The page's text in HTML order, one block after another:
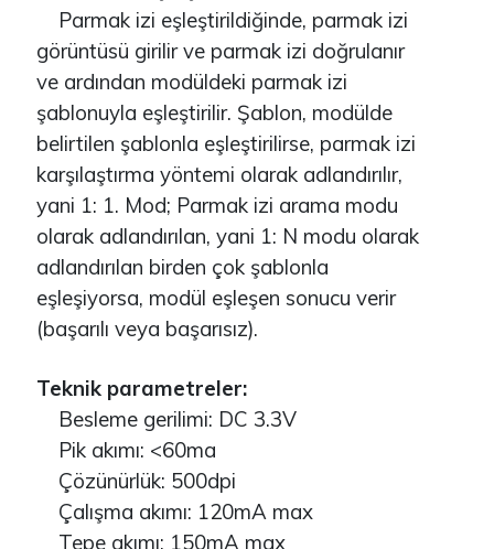
Parmak izi eşleştirildiğinde, parmak izi
görüntüsü girilir ve parmak izi doğrulanır
ve ardından modüldeki parmak izi
şablonuyla eşleştirilir. Şablon, modülde
belirtilen şablonla eşleştirilirse, parmak izi
karşılaştırma yöntemi olarak adlandırılır,
yani 1: 1. Mod; Parmak izi arama modu
olarak adlandırılan, yani 1: N modu olarak
adlandırılan birden çok şablonla
eşleşiyorsa, modül eşleşen sonucu verir
(başarılı veya başarısız).
Teknik parametreler:
Besleme gerilimi: DC 3.3V
Pik akımı: <60ma
Çözünürlük: 500dpi
Çalışma akımı: 120mA max
Tepe akımı: 150mA max